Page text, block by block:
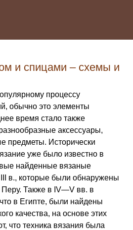
и спицами – схемы и
процессу
обычно это элементы
время стало также
аксессуары,
предметы. Исторически
уже было известно в
найденные вязаные
в., которые были обнаружены
Перу. Также в IV—V вв. в
в Египте, были найдены
качества, на основе этих
что техника вязания была